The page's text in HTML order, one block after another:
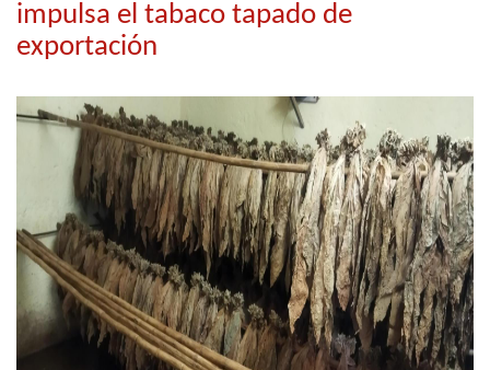
impulsa el tabaco tapado de
exportación